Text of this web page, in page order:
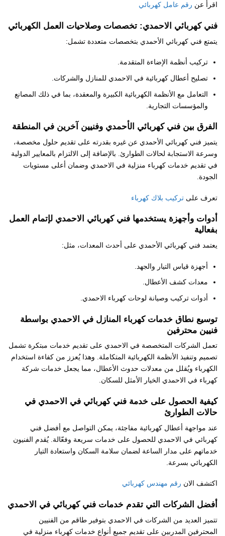
اقرأ عن رقم عامل كهربائي
فني كهربائي الاحمدي: تخصصات وصلاحيات العمل الكهربائي
يتمتع فني كهربائي الأحمدي بتخصصات متعددة تشمل:
تركيب أنظمة الإضاءة المتقدمة.
تصليح أعطال كهربائية في الاحمدي للمنازل والشركات.
التعامل مع الأنظمة الكهربائية الكبيرة والمعقدة، بما في ذلك المصانع
والمؤسسات التجارية.
الفرق بين فني كهربائي الأحمدي وفنيين آخرين في المنطقة
يتميز فني كهربائي الأحمدي عن غيره بقدرته على تقديم حلول مخصصة،
وسرعة الاستجابة لحالات الطوارئ. بالإضافة إلى الالتزام بالمعايير الدولية
في تقديم خدمات كهرباء منزلية في الاحمدي وضمان أعلى مستويات
الجودة.
تعرف على تركيب بلاك كهرباء
أدوات وأجهزة يستخدمها فني كهربائي الاحمدي لإتمام العمل
بفعالية
يعتمد فني كهربائي الأحمدي على أحدث المعدات، مثل:
أجهزة قياس التيار والجهد.
معدات كشف الأعطال.
أدوات تركيب وصيانة لوحات كهرباء الاحمدي.
توسيع نطاق خدمات كهرباء المنازل في الاحمدي بواسطة
فنيين محترفين
تعمل الشركات المتخصصة في الاحمدي على تقديم خدمات مبتكرة تشمل
تصميم وتنفيذ الأنظمة الكهربائية المتكاملة. وهذا يُعزز من كفاءة استخدام
الكهرباء ويُقلل من معدلات حدوث الأعطال، مما يجعل خدمات شركة
كهرباء في الاحمدي الخيار الأمثل للسكان.
كيفية الحصول على خدمة فني كهربائي في الاحمدي في
حالات الطوارئ
عند مواجهة أعطال كهربائية مفاجئة، يمكن التواصل مع أفضل فني
كهربائي في الاحمدي للحصول على خدمات سريعة وفعّالة. يُقدم الفنيون
خدماتهم على مدار الساعة لضمان سلامة السكان واستعادة التيار
الكهربائي بسرعة.
اكتشف الان رقم مهندس كهربائي
أفضل الشركات التي تقدم خدمات فني كهربائي في الاحمدي
تتميز العديد من الشركات في الاحمدي بتوفير طاقم من الفنيين
المحترفين المدربين على تقديم جميع أنواع خدمات كهرباء منزلية في